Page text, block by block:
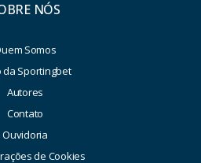
NÓS
Somos
da Sportingbet
Autores
Contato
Ouvidoria
de Cookies